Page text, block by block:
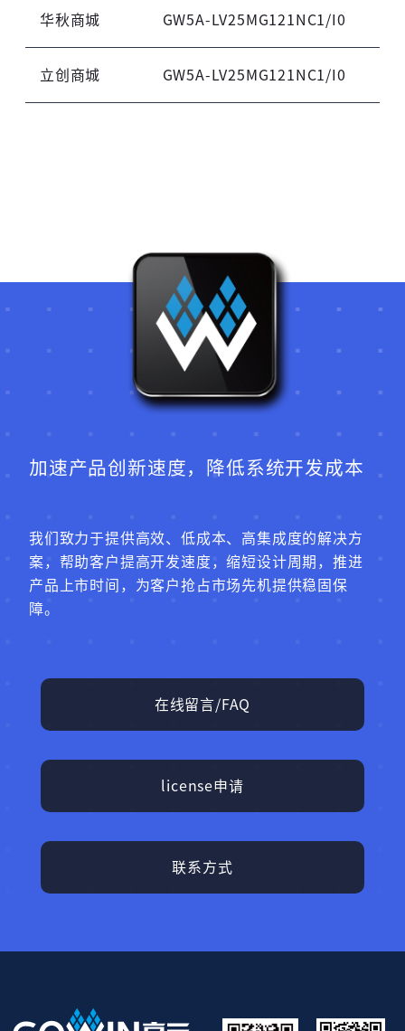
华秋商城 GW5A-LV25MG121NC1/I0
立创商城 GW5A-LV25MG121NC1/I0
加速产品创新速度，降低系统开发成本
我们致力于提供高效、低成本、高集成度的解决方
案，帮助客户提高开发速度，缩短设计周期，推进
产品上市时间，为客户抢占市场先机提供稳固保
障。
在线留言/FAQ
license申请
联系方式